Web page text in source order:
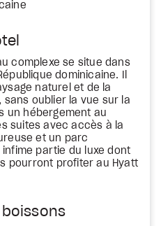
complexe se situe dans
dominicaine. Il
naturel et de la
sans oublier la vue sur la
un hébergement au
suites avec accès à la
et un parc
partie du luxe dont
pourront profiter au Hyatt